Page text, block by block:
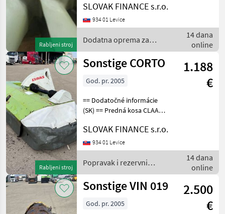
Rabljeni stroj
Dodatna oprema za
traktore Ostala oprema za
traktore
SLOVAK FINANCE s.r.o.
934 01 Levice
Dodatna oprema za
traktore / Sonstige
14 dana
online
Rabljeni stroj
Sonstige CORTO
1.188
€
God. pr. 2005
== Dodatočné informácie
(SK) == Predná kosa CLAAS
bubon, nefunkcné, cena:
990€ + DPH Popravak i
rezervni dijelovi Oprema za
klanj
SLOVAK FINANCE s.r.o.
934 01 Levice
Popravak i rezervni
dijelovi / Sonstige
14 dana
online
Sonstige VIN 019
2.500
€
God. pr. 2005